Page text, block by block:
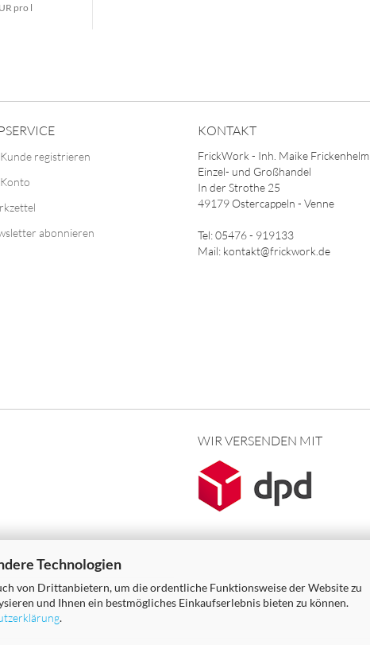
Technologien
von Drittanbietern, um die ordentliche Funktionsweise der Website zu
und Ihnen ein bestmögliches Einkaufserlebnis bieten zu können.
.
pro l
registrieren
abonnieren
KONTAKT
FrickWork - Inh. Maike Frickenhelm
Einzel- und Großhandel
In der Strothe 25
49179 Ostercappeln - Venne
Tel: 05476 - 919133
Mail: kontakt@frickwork.de
WIR VERSENDEN MIT